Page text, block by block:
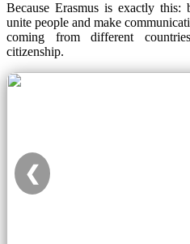
Because Erasmus is exactly
unite people and make
coming from different
citizenship.
❮